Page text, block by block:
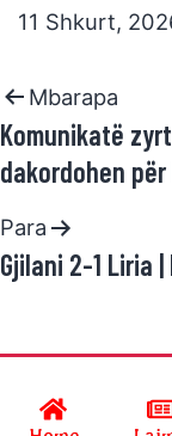
11 Shkurt,
Mbarapa
Komunikatë
dakordohen
Para
Gjilani 2-1 Liria
Developed by SC